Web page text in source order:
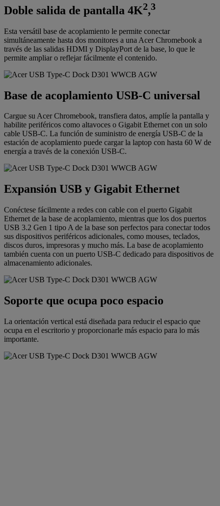
Doble salida de pantalla 4K2,3
Esta versátil base de acoplamiento le permite conectar
simultáneamente hasta dos monitores a una Acer Chromebook a
través de las salidas HDMI y DisplayPort de la base, lo que le
permite ampliar o reflejar fácilmente el contenido.
Base de acoplamiento USB-C universal
Cargue su Acer Chromebook, transfiera datos, amplíe la pantalla y
habilite periféricos como altavoces o Gigabit Ethernet con un solo
cable USB-C. La función de suministro de energía USB-C de la
estación de acoplamiento puede cargar la laptop con hasta 60 W de
energía a través de la conexión USB-C.
Expansión USB y Gigabit Ethernet
Conéctese fácilmente a redes con cable con el puerto Gigabit
Ethernet de la base de acoplamiento, mientras que los dos puertos
USB 3.2 Gen 1 tipo A de la base son perfectos para conectar todos
sus dispositivos periféricos adicionales, como mouses, teclados,
discos duros, impresoras y mucho más. La base de acoplamiento
también cuenta con un puerto USB-C dedicado para dispositivos de
almacenamiento adicionales.
Soporte que ocupa poco espacio
La orientación vertical está diseñada para reducir el espacio que
ocupa en el escritorio y proporcionarle más espacio para lo más
importante.